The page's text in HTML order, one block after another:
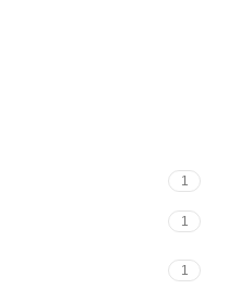
1
1
1